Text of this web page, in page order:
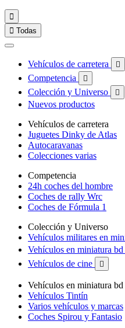

 Todas
Vehículos de carretera 
Competencia 
Colección y Universo 
Nuevos productos
Vehículos de carretera
Juguetes Dinky de Atlas
Autocaravanas
Colecciones varias
Competencia
24h coches del hombre
Coches de rally Wrc
Coches de Fórmula 1
Colección y Universo
Vehículos militares en
Vehículos en miniatura
Vehículos de cine 
Vehículos en miniatura
Vehículos Tintín
Varios vehículos y marcas
Coches Spirou y Fantasio